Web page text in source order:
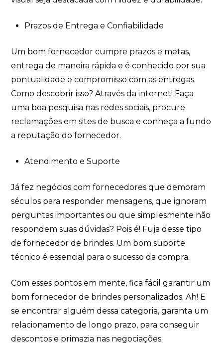
Prazos de Entrega e Confiabilidade
Um bom fornecedor cumpre prazos e metas,
entrega de maneira rápida e é conhecido por sua
pontualidade e compromisso com as entregas.
Como descobrir isso? Através da internet! Faça
uma boa pesquisa nas redes sociais, procure
reclamações em sites de busca e conheça a fundo
a reputação do fornecedor.
Atendimento e Suporte
Já fez negócios com fornecedores que demoram
séculos para responder mensagens, que ignoram
perguntas importantes ou que simplesmente não
respondem suas dúvidas? Pois é! Fuja desse tipo
de fornecedor de brindes. Um bom suporte
técnico é essencial para o sucesso da compra.
Com esses pontos em mente, fica fácil garantir um
bom fornecedor de brindes personalizados. Ah! E
se encontrar alguém dessa categoria, garanta um
relacionamento de longo prazo, para conseguir
descontos e primazia nas negociações.